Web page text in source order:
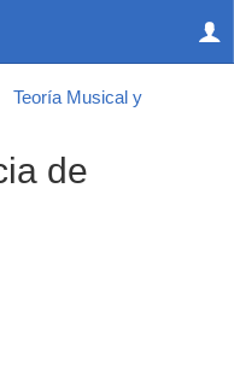
Teoría Musical y
de